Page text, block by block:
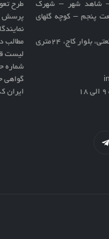
– شاهد شهر – شهرک
پنجم – کوچه گلهای
یزد، شهرک صنعتی، بلوار کاج، ۲۴متری
طرح
پرسش
مطالب
لیست
شماره
گواهی
ایران